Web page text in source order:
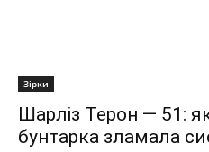
Зірки
Шарліз Терон — 51:
бунтарка зламала